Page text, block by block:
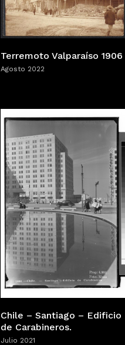
Terremoto Valparaíso 1906
Agosto 2022
Chile – Santiago – Edificio
de Carabineros.
Julio 2021